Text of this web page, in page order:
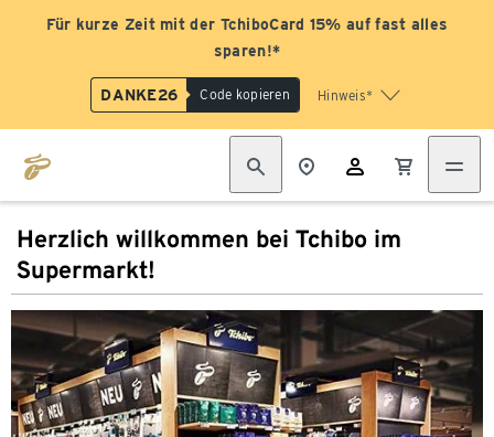
Für kurze Zeit mit der TchiboCard 15% auf fast alles
sparen!*
DANKE26 Code kopieren Hinweis*
Herzlich willkommen bei Tchibo im
Supermarkt!